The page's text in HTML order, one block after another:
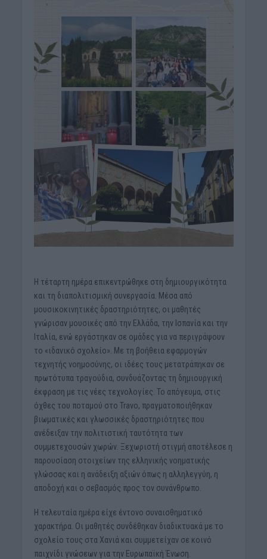
Η τέταρτη ημέρα επικεντρώθηκε στη δημιουργικότητα
και τη διαπολιτισμική συνεργασία. Μέσα από
μουσικοκινητικές δραστηριότητες, οι μαθητές
γνώρισαν μουσικές από την Ελλάδα, την Ισπανία και την
Ιταλία, ενώ εργάστηκαν σε ομάδες για να περιγράψουν
το «ιδανικό σχολείο». Με τη βοήθεια εφαρμογών
τεχνητής νοημοσύνης, οι ιδέες τους μετατράπηκαν σε
πρωτότυπα τραγούδια, συνδυάζοντας τη δημιουργική
έκφραση με τις νέες τεχνολογίες. Το απόγευμα, στις
όχθες του ποταμού στο Travo, πραγματοποιήθηκαν
βιωματικές και γλωσσικές δραστηριότητες που
ανέδειξαν την πολιτιστική ταυτότητα των
συμμετεχουσών χωρών. Ξεχωριστή στιγμή αποτέλεσε η
παρουσίαση στοιχείων της ελληνικής νοηματικής
γλώσσας και η ανάδειξη αξιών όπως η αλληλεγγύη, η
αποδοχή και ο σεβασμός προς τον συνάνθρωπο.
Η τελευταία ημέρα είχε έντονο συναισθηματικό
χαρακτήρα. Οι μαθητές συνδέθηκαν διαδικτυακά με το
σχολείο τους στα Χανιά και συμμετείχαν σε κοινό
παιχνίδι γνώσεων για την Ευρωπαϊκή Ένωση.